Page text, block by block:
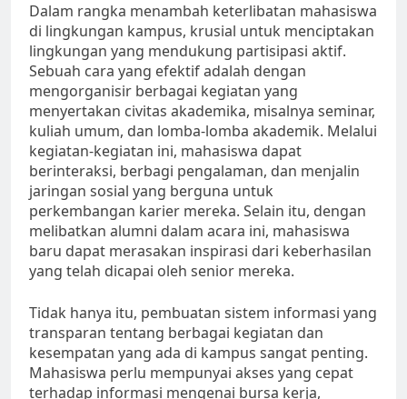
Dalam rangka menambah keterlibatan mahasiswa
di lingkungan kampus, krusial untuk menciptakan
lingkungan yang mendukung partisipasi aktif.
Sebuah cara yang efektif adalah dengan
mengorganisir berbagai kegiatan yang
menyertakan civitas akademika, misalnya seminar,
kuliah umum, dan lomba-lomba akademik. Melalui
kegiatan-kegiatan ini, mahasiswa dapat
berinteraksi, berbagi pengalaman, dan menjalin
jaringan sosial yang berguna untuk
perkembangan karier mereka. Selain itu, dengan
melibatkan alumni dalam acara ini, mahasiswa
baru dapat merasakan inspirasi dari keberhasilan
yang telah dicapai oleh senior mereka.
Tidak hanya itu, pembuatan sistem informasi yang
transparan tentang berbagai kegiatan dan
kesempatan yang ada di kampus sangat penting.
Mahasiswa perlu mempunyai akses yang cepat
terhadap informasi mengenai bursa kerja,